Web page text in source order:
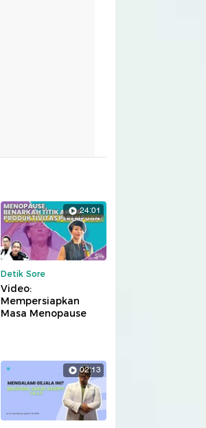
24:01
Detik Sore
Video:
Mempersiapkan
Masa Menopause
02:13